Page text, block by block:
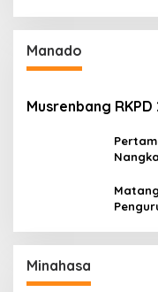
Manado
Musrenbang
Minahasa